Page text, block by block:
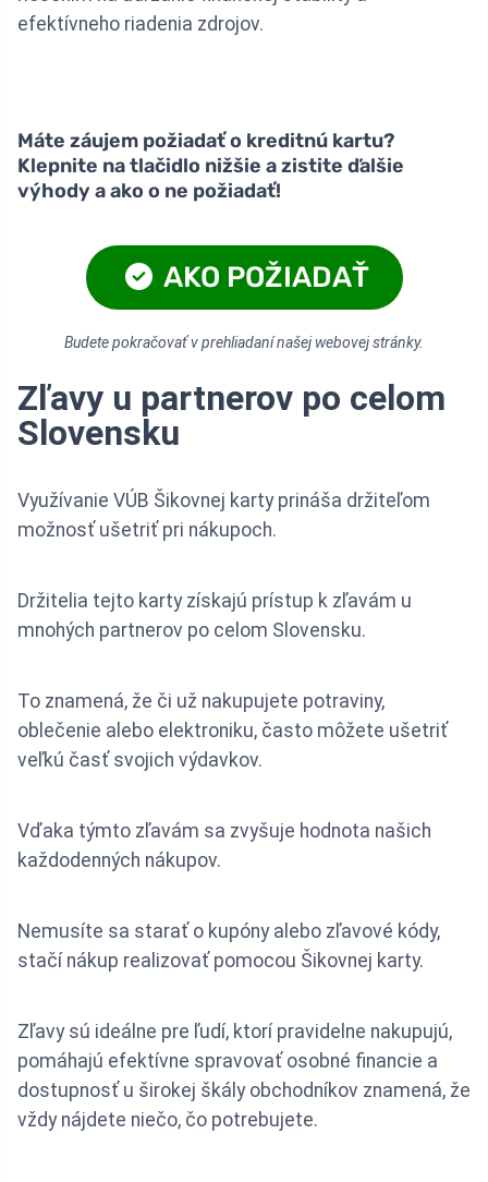
efektívneho riadenia zdrojov.
Máte záujem požiadať o kreditnú kartu?
Klepnite na tlačidlo nižšie a zistite ďalšie
výhody a ako o ne požiadať!
AKO POŽIADAŤ
Budete pokračovať v prehliadaní našej webovej stránky.
Zľavy u partnerov po celom
Slovensku
Využívanie VÚB Šikovnej karty prináša držiteľom
možnosť ušetriť pri nákupoch.
Držitelia tejto karty získajú prístup k zľavám u
mnohých partnerov po celom Slovensku.
To znamená, že či už nakupujete potraviny,
oblečenie alebo elektroniku, často môžete ušetriť
veľkú časť svojich výdavkov.
Vďaka týmto zľavám sa zvyšuje hodnota našich
každodenných nákupov.
Nemusíte sa starať o kupóny alebo zľavové kódy,
stačí nákup realizovať pomocou Šikovnej karty.
Zľavy sú ideálne pre ľudí, ktorí pravidelne nakupujú,
pomáhajú efektívne spravovať osobné financie a
dostupnosť u širokej škály obchodníkov znamená, že
vždy nájdete niečo, čo potrebujete.